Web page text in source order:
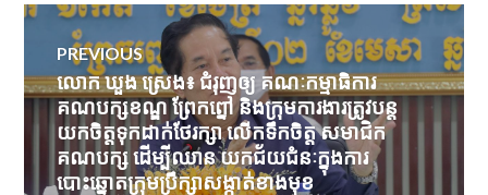
Post
navigation
PREVIOUS
Previous
post:
លោក ឃួង ស្រេង៖ ជំរុញឲ្យ គណៈកម្មាធិការ
គណបក្សខណ្ឌ ព្រែកព្នៅ និងក្រុមការងារត្រូវបន្ដ
យកចិត្តទុកដាក់ថែរក្សា លើកទឹកចិត្ត សមាជិក
គណបក្ស ដើម្បីឈាន យកជ័យជំនៈក្នុងការ
បោះឆ្នោតក្រុមប្រឹក្សាសង្កាត់ខាងមុខ